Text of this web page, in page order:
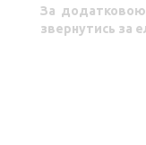
За
звернутись за